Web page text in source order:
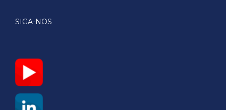
SIGA-NOS